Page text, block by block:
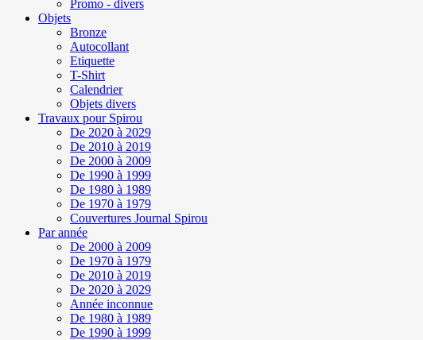
Promo - divers
Objets
Bronze
Autocollant
Etiquette
T-Shirt
Calendrier
Objets divers
Travaux pour Spirou
De 2020 à 2029
De 2010 à 2019
De 2000 à 2009
De 1990 à 1999
De 1980 à 1989
De 1970 à 1979
Couvertures Journal Spirou
Par année
De 2000 à 2009
De 1970 à 1979
De 2010 à 2019
De 2020 à 2029
Année inconnue
De 1980 à 1989
De 1990 à 1999